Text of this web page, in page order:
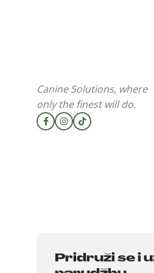
Canine Solutions, where
only the finest will do.
Pridruži se i